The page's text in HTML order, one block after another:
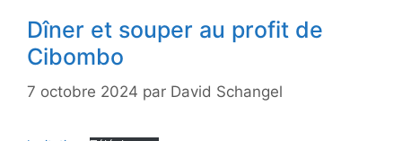
Dîner et souper au profit de
Cibombo
7 octobre 2024 par David Schangel